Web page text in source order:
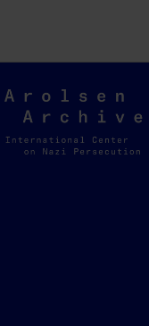
Arolsen
Archives